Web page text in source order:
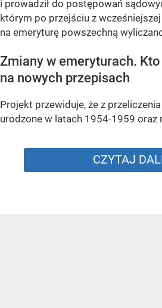
i prowadził do postępowań
którym po przejściu z
na emeryturę powszechną
Zmiany w emeryturach.
na nowych przepisach
Projekt przewiduje, że z
urodzone w latach 1954-1959 oraz
CZYTAJ